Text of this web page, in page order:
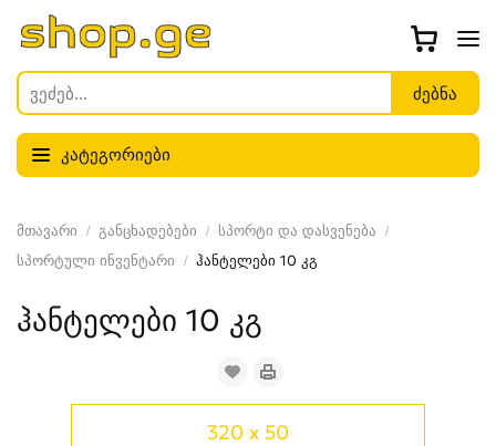
კატეგორიები
მთავარი განცხადებები
სპორტი და დასვენება
სპორტული ინვენტარი
ჰანტელები 10 კგ
ჰანტელები 10 კგ
320 x 50